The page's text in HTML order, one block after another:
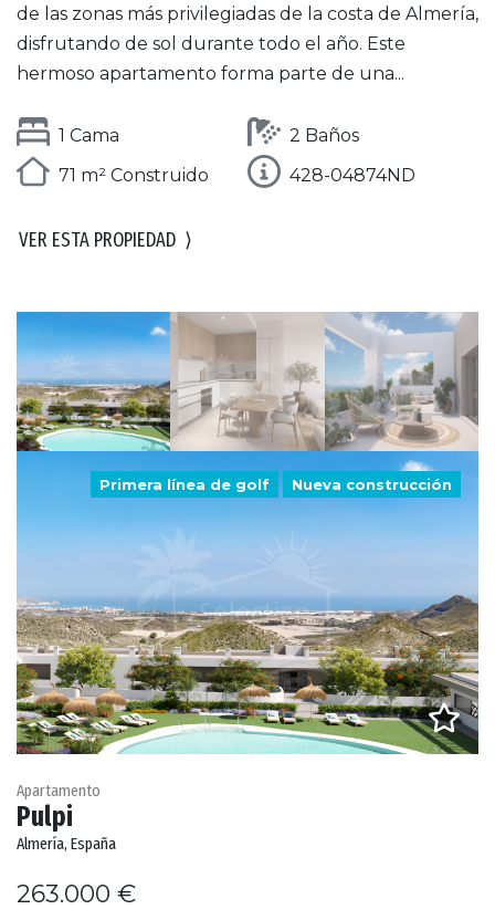
de las zonas más privilegiadas de la costa de Almería,
disfrutando de sol durante todo el año. Este
hermoso apartamento forma parte de una...
1 Cama
2 Baños
71 m² Construido
428-04874ND
VER ESTA PROPIEDAD ⟩
Primera línea de golf Nueva construcción
Apartamento
Pulpi
Almería, España
263.000 €